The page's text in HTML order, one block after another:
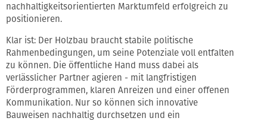
nachhaltigkeitsorientierten Marktumfeld erfolgreich zu
positionieren.
Klar ist: Der Holzbau braucht stabile politische
Rahmenbedingungen, um seine Potenziale voll entfalten
zu können. Die öffentliche Hand muss dabei als
verlässlicher Partner agieren - mit langfristigen
Förderprogrammen, klaren Anreizen und einer offenen
Kommunikation. Nur so können sich innovative
Bauweisen nachhaltig durchsetzen und ein